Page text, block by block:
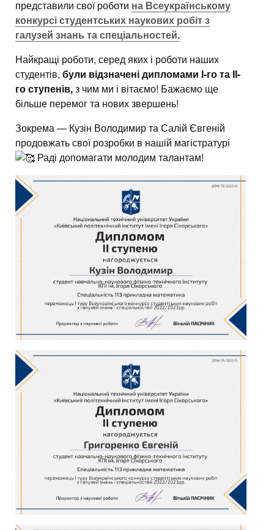
представили свої роботи на Всеукраїнському
конкурсі студентських наукових робіт з
галузей знань та спеціальностей.
Найкращі роботи, серед яких і роботи наших
студентів, були відзначені дипломами І-го та ІІ-
го ступенів,з чим ми і вітаємо! Бажаємо ще
більше перемог та нових звершень!
Зокрема — Кузін Володимир та Салій Євгеній
продовжать свої розробки в нашій магістратурі
Раді допомагати молодим талантам!